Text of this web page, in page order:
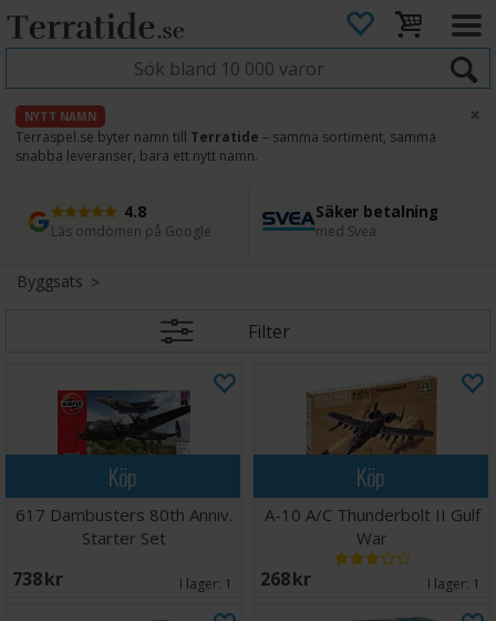
NYTT NAMN
Terraspel.se byter namn till Terratide – samma sortiment, samma
snabba leveranser, bara ett nytt namn.
×
4.8
Läs omdömen på Google
Säker betalning
med Svea
Snabb leverans
Direkt från lager
45 dagars ångerrätt
Enkel retur
Byggsats
Filter
Köp
617 Dambusters 80th Anniv.
Starter Set
738 SEK I lager: 1
Köp
A-10 A/C Thunderbolt II Gulf
War
268 SEK I lager: 1